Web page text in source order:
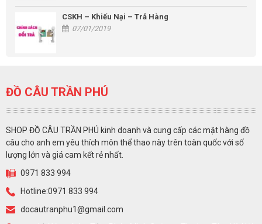
CSKH – Khiếu Nại – Trả Hàng
07/01/2019
ĐỒ CÂU TRẦN PHÚ
SHOP ĐỒ CÂU TRẦN PHÚ kinh doanh và cung cấp các mặt hàng đồ
câu cho anh em yêu thích môn thể thao này trên toàn quốc với số
lượng lớn và giá cam kết rẻ nhất.
0971 833 994
Hotline:0971 833 994
docautranphu1@gmail.com